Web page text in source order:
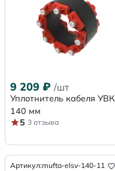
9 209 ₽ /шт
Уплотнитель кабеля УВК
140 мм
5 3 отзыва
Артикул:mufta-elsv-140-11